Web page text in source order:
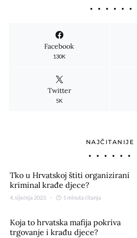
Facebook
130K
Twitter
5K
NAJČITANIJE
Tko u Hrvatskoj štiti organizirani
kriminal krađe djece?
4. siječnja 2023. 5 minuta čitanja
Koja to hrvatska mafija pokriva
trgovanje i krađu djece?